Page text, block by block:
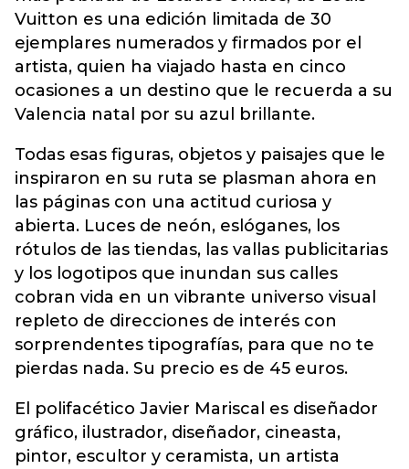
Vuitton es una edición limitada de 30
ejemplares numerados y firmados por el
artista, quien ha viajado hasta en cinco
ocasiones a un destino que le recuerda a su
Valencia natal por su azul brillante.
Todas esas figuras, objetos y paisajes que le
inspiraron en su ruta se plasman ahora en
las páginas con una actitud curiosa y
abierta. Luces de neón, eslóganes, los
rótulos de las tiendas, las vallas publicitarias
y los logotipos que inundan sus calles
cobran vida en un vibrante universo visual
repleto de direcciones de interés con
sorprendentes tipografías, para que no te
pierdas nada. Su precio es de 45 euros.
El polifacético Javier Mariscal es diseñador
gráfico, ilustrador, diseñador, cineasta,
pintor, escultor y ceramista, un artista